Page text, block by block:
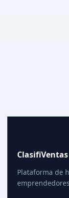
ClasifiVentas
Plataforma de